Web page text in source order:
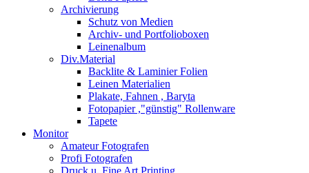
Archivierung
Schutz von Medien
Archiv- und Portfolioboxen
Leinenalbum
Div.Material
Backlite & Laminier Folien
Leinen Materialien
Plakate, Fahnen , Baryta
Fotopapier ,"günstig" Rollenware
Tapete
Monitor
Amateur Fotografen
Profi Fotografen